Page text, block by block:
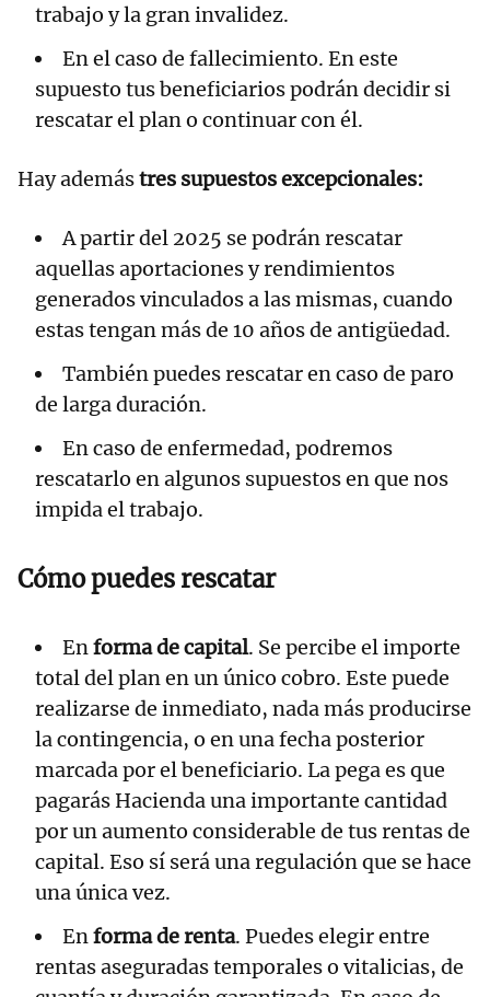
trabajo y la gran invalidez.
En el caso de fallecimiento. En este
supuesto tus beneficiarios podrán decidir si
rescatar el plan o continuar con él.
Hay ademástres supuestos excepcionales:
A partir del 2025 se podrán rescatar
aquellas aportaciones y rendimientos
generados vinculados a las mismas, cuando
estas tengan más de 10 años de antigüedad.
También puedes rescatar en caso de paro
de larga duración.
En caso de enfermedad, podremos
rescatarlo en algunos supuestos en que nos
impida el trabajo.
Cómo puedes rescatar
Enforma de capital. Se percibe el importe
total del plan en un único cobro. Este puede
realizarse de inmediato, nada más producirse
la contingencia, o en una fecha posterior
marcada por el beneficiario. La pega es que
pagarás Hacienda una importante cantidad
por un aumento considerable de tus rentas de
capital. Eso sí será una regulación que se hace
una única vez.
Enforma de renta. Puedes elegir entre
rentas aseguradas temporales o vitalicias, de